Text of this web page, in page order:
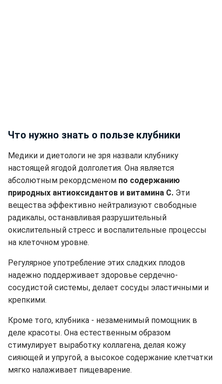
Что нужно знать о пользе клубники
Медики и диетологи не зря назвали клубнику
настоящей ягодой долголетия. Она является
абсолютным рекордсменом по содержанию
природных антиоксидантов и витамина С. Эти
вещества эффективно нейтрализуют свободные
радикалы, останавливая разрушительный
окислительный стресс и воспалительные процессы
на клеточном уровне.
Регулярное употребление этих сладких плодов
надежно поддерживает здоровье сердечно-
сосудистой системы, делает сосуды эластичными и
крепкими.
Кроме того, клубника - незаменимый помощник в
деле красоты. Она естественным образом
стимулирует выработку коллагена, делая кожу
сияющей и упругой, а высокое содержание клетчатки
мягко налаживает пищеварение.